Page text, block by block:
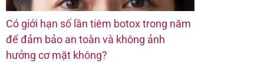
Có giới hạn số lần tiêm botox trong năm
để đảm bảo an toàn và không ảnh
hưởng cơ mặt không?